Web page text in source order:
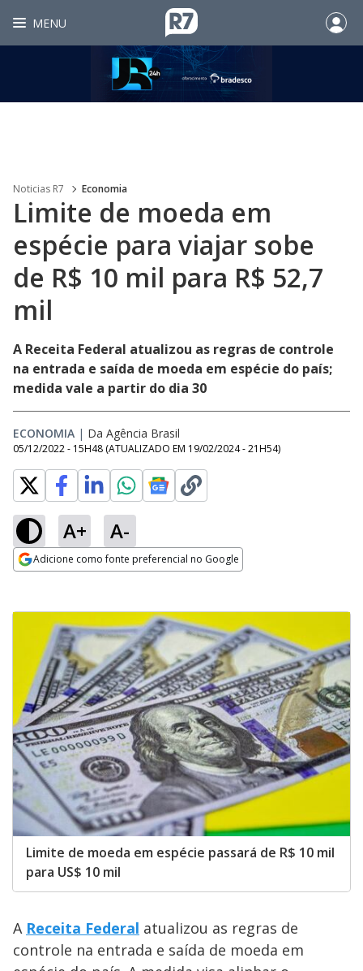
MENU
Noticias R7 Economia
Limite de moeda em
espécie para viajar sobe
de R$ 10 mil para R$ 52,7
mil
A Receita Federal atualizou as regras de controle
na entrada e saída de moeda em espécie do país;
medida vale a partir do dia 30
ECONOMIA | Da Agência Brasil
05/12/2022 - 15H48 (ATUALIZADO EM 19/02/2024 - 21H54)
A+ A-
Adicione como fonte preferencial no Google
Limite de moeda em espécie passará de R$ 10 mil
para US$ 10 mil
A Receita Federal atualizou as regras de
controle na entrada e saída de moeda em